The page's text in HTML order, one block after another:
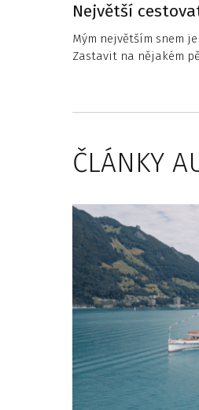
Největší
Mým největším snem
Zastavit na nějakém
ČLÁNKY